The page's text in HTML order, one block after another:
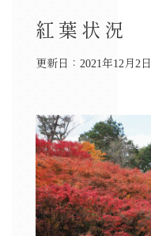
紅葉状況
更新日：2021年12月2日